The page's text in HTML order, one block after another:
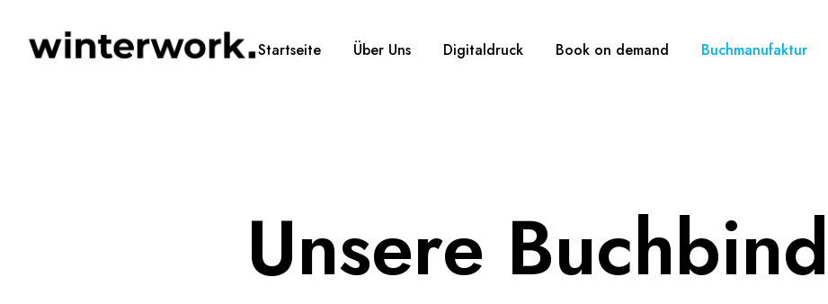
Startseite Über Uns Digitaldruck Book on demand Buchmanufaktur
Unsere